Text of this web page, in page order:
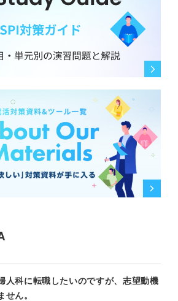
人科に転職したいのですが、志望動機
せん。